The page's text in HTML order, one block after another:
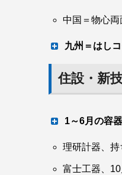
災害時対応機
第１回公
む企業を認証
社会実現のた
中国＝物心
九州＝はし
地域の困
住設・新
1～6月の容
20キロ容
理研計器、
富士工器、